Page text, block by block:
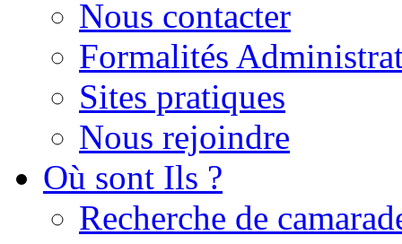
Nous contacter
Formalités
Sites pratiques
Nous rejoindre
Où sont Ils ?
Recherche de